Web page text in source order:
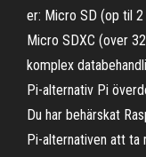
er: Micro SD (op til 2
Micro SDXC (over
komplex
Pi-alternativ Pi
Du har behärskat
Pi-alternativen att ta